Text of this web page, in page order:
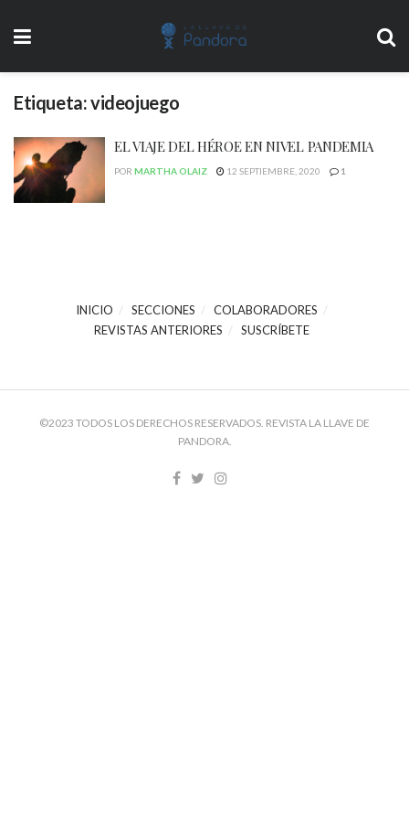
Etiqueta:videojuego
EL VIAJE DEL HÉROE EN NIVEL PANDEMIA
POR MARTHA OLAIZ 12 SEPTIEMBRE, 2020 1
INICIO SECCIONES
COLABORADORES
REVISTAS ANTERIORES
SUSCRÍBETE
©2023 TODOS LOS DERECHOS RESERVADOS. REVISTA LA LLAVE DE
PANDORA.